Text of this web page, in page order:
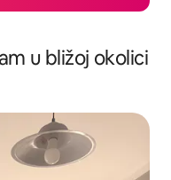
u bližoj okolici
„Odabrali gosti”